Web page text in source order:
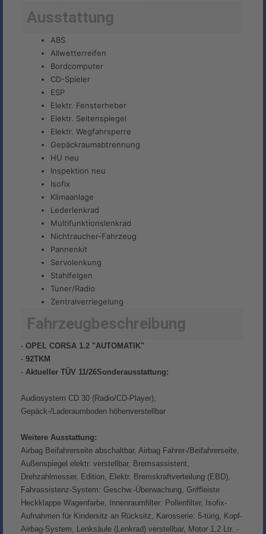
Ausstattung
ABS
Allwetterreifen
Bordcomputer
CD-Spieler
ESP
Elektr. Fensterheber
Elektr. Seitenspiegel
Elektr. Wegfahrsperre
Gepäckraumabtrennung
HU neu
Inspektion neu
Isofix
Klimaanlage
Lederlenkrad
Multifunktionslenkrad
Nichtraucher-Fahrzeug
Pannenkit
Servolenkung
Stahlfelgen
Tuner/Radio
Zentralverriegelung
Fahrzeugbeschreibung
- OPEL CORSA 1.2 "AUTOMATIK"
- 92TKM
- Aktueller TÜV 11/26Sonderausstattung:
Audiosystem CD 30 (Radio/CD-Player),
Gepäck-/Laderaumboden höhenverstellbar
Weitere Ausstattung:
Airbag Beifahrerseite abschaltbar, Airbag Fahrer-/Beifahrerseite,
Außenspiegel elektr. verstellbar, Bremsassistent,
Drehzahlmesser, Edition, Elektr. Bremskraftverteilung (EBD),
Fahrassistenz-System: Geschw.-Überwachung, Griffleiste
Heckklappe Wagenfarbe, Innenraumfilter: Pollenfilter, Isofix-
Aufnahmen für Kindersitz an Rücksitz, Karosserie: 5-türig, Kopf-
Airbag-System, Lenksäule (Lenkrad) verstellbar, Motor 1,2 Ltr. -